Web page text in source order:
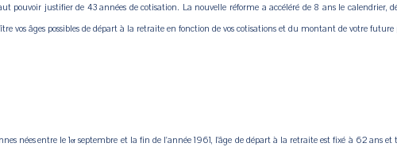
justifier de 43 années de cotisation. La nouvelle réforme a accéléré de 8 ans le calendrier,
âges possibles de départ à la retraite en fonction de vos cotisations et du montant de votre
nées entre le 1er septembre et la fin de l'année 1961, l’âge de départ à la retraite est fixé à 62 ans